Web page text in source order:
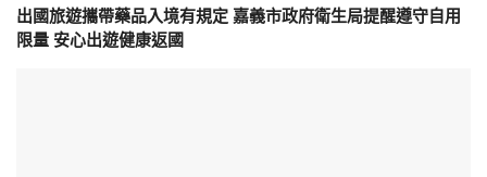
出國旅遊攜帶藥品入境有規定 嘉義市政府衛生局提醒遵守自用
限量 安心出遊健康返國